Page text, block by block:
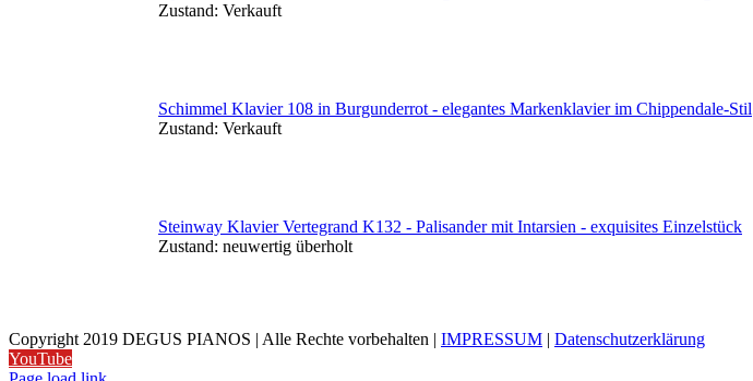
Zustand: Verkauft
Schimmel Klavier 108 in Burgunderrot - elegantes Markenklavier im Chippendale-Stil
Zustand: Verkauft
Steinway Klavier Vertegrand K132 - Palisander mit Intarsien - exquisites Einzelstück
Zustand: neuwertig überholt
Copyright 2019 DEGUS PIANOS | Alle Rechte vorbehalten | IMPRESSUM | Datenschutzerklärung
YouTube